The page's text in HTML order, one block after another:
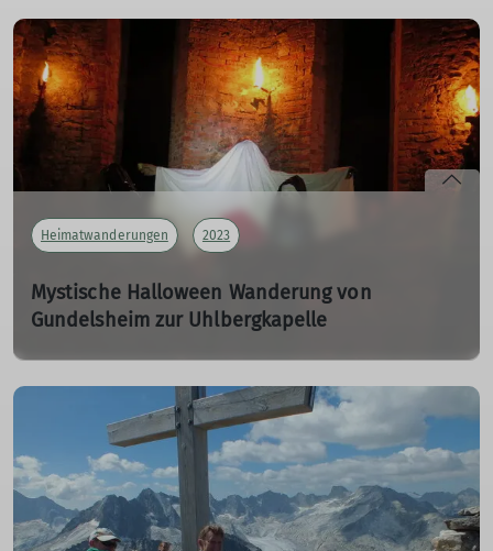
Es war ein typischer Novembertag: Grau, nasskalt, windig
und Temperaturen nur wenige Grad über dem
Gefrierpunkt.
mehr erfahren
Heimatwanderungen 2023
Mystische Halloween Wanderung von
Gundelsheim zur Uhlbergkapelle
Erich hatte zu dieser außergewöhnlichen Wanderung
aufgerufen ...
mehr erfahren